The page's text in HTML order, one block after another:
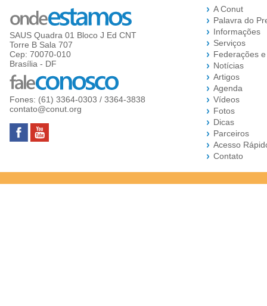
SAUS Quadra 01 Bloco J Ed CNT
Torre B Sala 707
Cep: 70070-010
Brasília - DF
Fones: (61) 3364-0303 / 3364-3838
contato@conut.org
A Conut
Palavra do
Informações
Serviços
Federações
Notícias
Artigos
Agenda
Vídeos
Fotos
Dicas
Parceiros
Acesso
Contato